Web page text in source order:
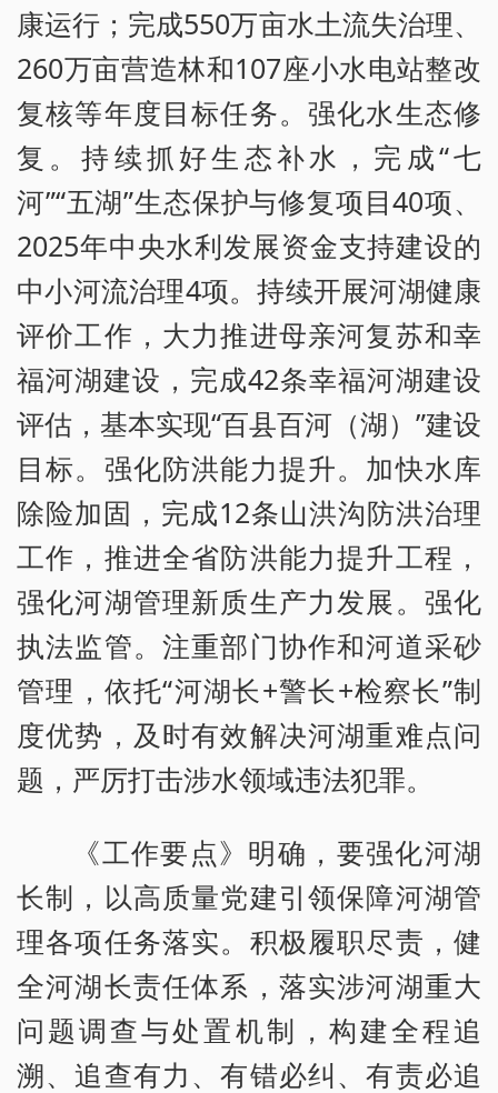
康运行；完成550万亩水土流失治理、
260万亩营造林和107座小水电站整改
复核等年度目标任务。强化水生态修
复。持续抓好生态补水，完成“七
河”“五湖”生态保护与修复项目40项、
2025年中央水利发展资金支持建设的
中小河流治理4项。持续开展河湖健康
评价工作，大力推进母亲河复苏和幸
福河湖建设，完成42条幸福河湖建设
评估，基本实现“百县百河（湖）”建设
目标。强化防洪能力提升。加快水库
除险加固，完成12条山洪沟防洪治理
工作，推进全省防洪能力提升工程，
强化河湖管理新质生产力发展。强化
执法监管。注重部门协作和河道采砂
管理，依托“河湖长+警长+检察长”制
度优势，及时有效解决河湖重难点问
题，严厉打击涉水领域违法犯罪。
《工作要点》明确，要强化河湖
长制，以高质量党建引领保障河湖管
理各项任务落实。积极履职尽责，健
全河湖长责任体系，落实涉河湖重大
问题调查与处置机制，构建全程追
溯、追查有力、有错必纠、有责必追